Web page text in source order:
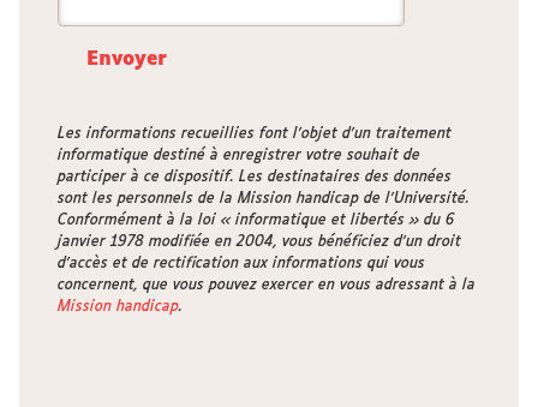
laisser
vide.
Les informations recueillies font l’objet d’un traitement
informatique destiné à enregistrer votre souhait de
participer à ce dispositif. Les destinataires des données
sont les personnels de la Mission handicap de l'Université.
Conformément à la loi « informatique et libertés » du 6
janvier 1978 modifiée en 2004, vous bénéficiez d’un droit
d’accès et de rectification aux informations qui vous
concernent, que vous pouvez exercer en vous adressant à la
Mission handicap.